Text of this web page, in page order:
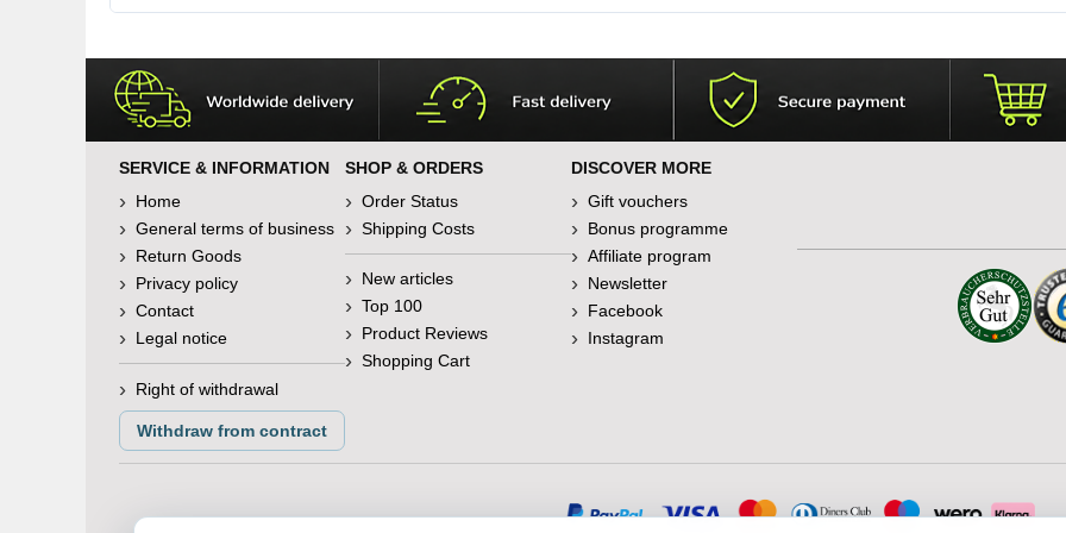
SERVICE & INFORMATION
Home
General terms of business
Return Goods
Privacy policy
Contact
Legal notice
Right of withdrawal
Withdraw from contract
SHOP & ORDERS
Order Status
Shipping Costs
New articles
Top 100
Product Reviews
Shopping Cart
DISCOVER MORE
Gift vouchers
Bonus programme
Affiliate program
Newsletter
Facebook
Instagram